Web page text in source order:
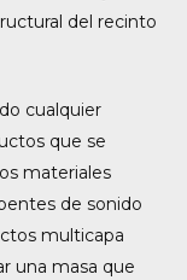
del recinto
cualquier
que se
materiales
de sonido
multicapa
una masa que